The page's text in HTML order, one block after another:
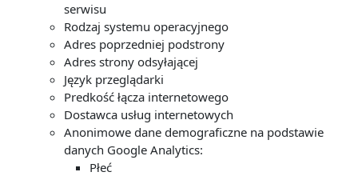
serwisu
Rodzaj systemu operacyjnego
Adres poprzedniej podstrony
Adres strony odsyłającej
Język przeglądarki
Predkość łącza internetowego
Dostawca usług internetowych
Anonimowe dane demograficzne na podstawie
danych Google Analytics:
Płeć